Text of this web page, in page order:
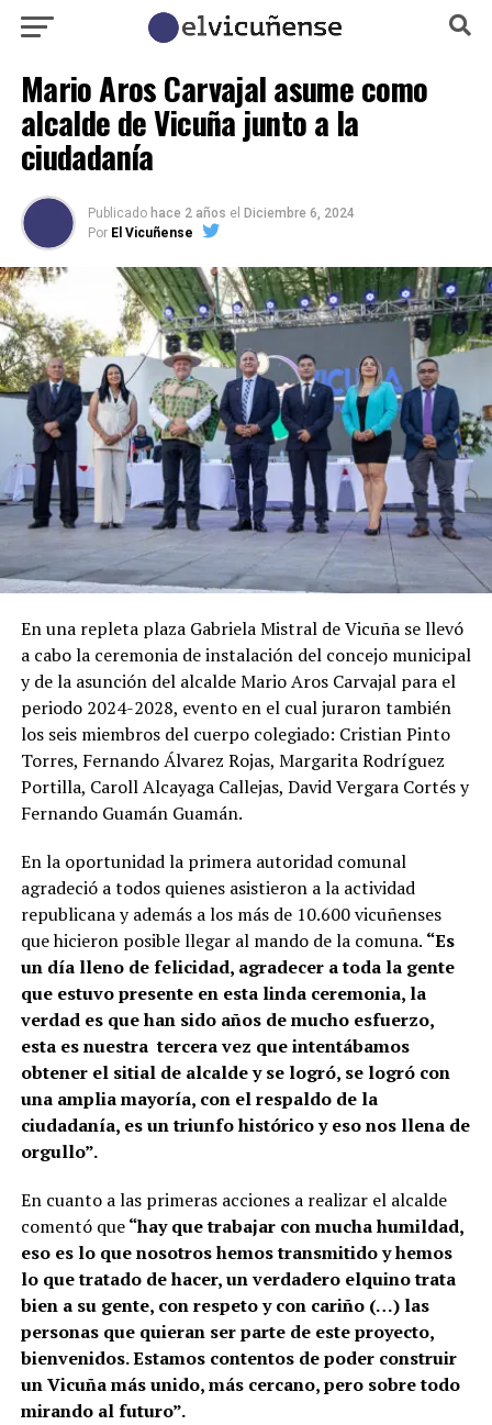
Mario Aros Carvajal asume como
alcalde de Vicuña junto a la
ciudadanía
Publicado hace 2 años el Diciembre 6, 2024
Por El Vicuñense
En una repleta plaza Gabriela Mistral de Vicuña se llevó
a cabo la ceremonia de instalación del concejo municipal
y de la asunción del alcalde Mario Aros Carvajal para el
periodo 2024-2028, evento en el cual juraron también
los seis miembros del cuerpo colegiado: Cristian Pinto
Torres, Fernando Álvarez Rojas, Margarita Rodríguez
Portilla, Caroll Alcayaga Callejas, David Vergara Cortés y
Fernando Guamán Guamán.
En la oportunidad la primera autoridad comunal
agradeció a todos quienes asistieron a la actividad
republicana y además a los más de 10.600 vicuñenses
que hicieron posible llegar al mando de la comuna. “Es
un día lleno de felicidad, agradecer a toda la gente
que estuvo presente en esta linda ceremonia, la
verdad es que han sido años de mucho esfuerzo,
esta es nuestra tercera vez que intentábamos
obtener el sitial de alcalde y se logró, se logró con
una amplia mayoría, con el respaldo de la
ciudadanía, es un triunfo histórico y eso nos llena de
orgullo”.
En cuanto a las primeras acciones a realizar el alcalde
comentó que“hay que trabajar con mucha humildad,
eso es lo que nosotros hemos transmitido y hemos
lo que tratado de hacer, un verdadero elquino trata
bien a su gente, con respeto y con cariño (…) las
personas que quieran ser parte de este proyecto,
bienvenidos. Estamos contentos de poder construir
un Vicuña más unido, más cercano, pero sobre todo
mirando al futuro”.